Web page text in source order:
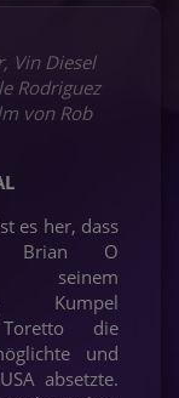
Vin Diesel
Rodriguez
von Rob
es her, dass
Brian O
seinem
Kumpel
die
und
absetzte.